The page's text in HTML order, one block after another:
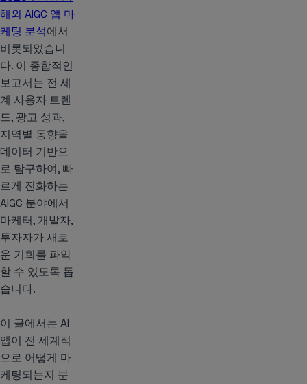
해외 AIGC 앱 마
케팅 분석에서
비롯되었습니
다. 이 종합적인
보고서는 전 세
계 사용자 트렌
드, 광고 성과,
지역별 동향을
데이터 기반으
로 탐구하여, 빠
르게 진화하는
AIGC 분야에서
마케터, 개발자,
투자자가 새로
운 기회를 파악
할 수 있도록 돕
습니다.
이 글에서는 AI
앱이 전 세계적
으로 어떻게 마
케팅되는지 분